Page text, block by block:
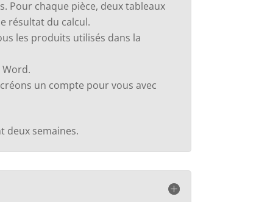
Pour chaque pièce, deux tableaux
résultat du calcul.
les produits utilisés dans la
un compte pour vous avec
deux semaines.